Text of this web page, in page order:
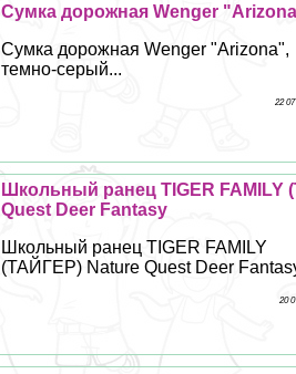
Сумка дорожная Wenger
Сумка дорожная Wenger "Arizona",
темно-серый...
22
Школьный ранец TIGER FAMILY
Quest Deer Fantasy
Школьный ранец TIGER FAMILY
(ТАЙГЕР) Nature Quest Deer
20